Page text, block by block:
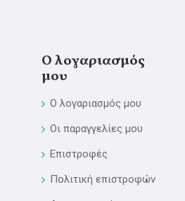
Ο λογαριασμός
μου
Ο λογαριασμός μου
Οι παραγγελίες μου
Επιστροφές
Πολιτική επιστροφών